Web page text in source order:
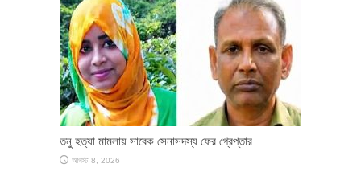
তনু হত্যা মামলায় সাবেক সেনাসদস্য ফের গ্রেপ্তার
আগস্ট 8, 2026